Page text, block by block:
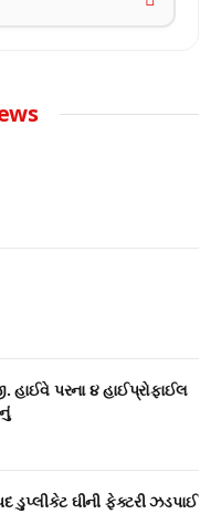
પરના ૪ હાઈપ્રોફાઈલ
ડુપ્લીકેટ ઘીની ફેક્ટરી ઝડપાઈ